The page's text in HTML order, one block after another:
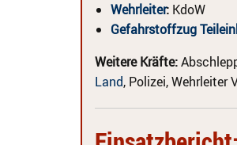
Wehrleiter: KdoW
Gefahrstoffzug
Weitere Kräfte:
Land, Polizei, Wehrleiter